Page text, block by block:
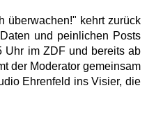
überwachen!" kehrt zurück
und peinlichen Posts
Uhr im ZDF und bereits ab
der Moderator gemeinsam
Ehrenfeld ins Visier, die